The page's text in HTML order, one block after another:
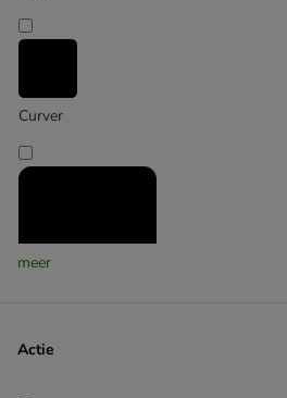
Curver
meer
Actie